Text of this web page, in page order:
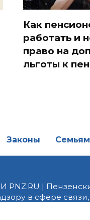
Как
работать и
право на
льготы к
Законы Семьям
PNZ.RU |
в сфере